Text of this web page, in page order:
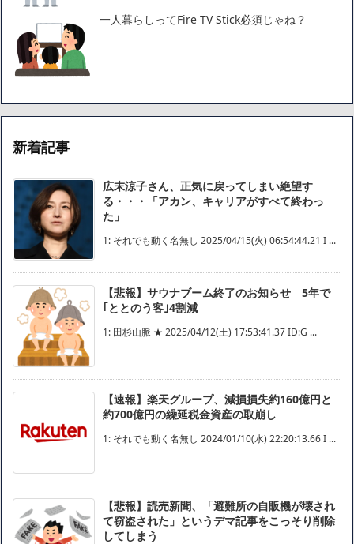
一人暮らしってFire TV Stick必須じゃね？
新着記事
広末涼子さん、正気に戻ってしまい絶望す
る・・・「アカン、キャリアがすべて終わっ
た」
1: それでも動く名無し 2025/04/15(火) 06:54:44.21 I ...
【悲報】サウナブーム終了のお知らせ 5年で
｢ととのう客｣4割減
1: 田杉山脈 ★ 2025/04/12(土) 17:53:41.37 ID:G ...
【速報】楽天グループ、減損損失約160億円と
約700億円の繰延税金資産の取崩し
1: それでも動く名無し 2024/01/10(水) 22:20:13.66 I ...
【悲報】読売新聞、「避難所の自販機が壊され
て窃盗された」というデマ記事をこっそり削除
してしまう